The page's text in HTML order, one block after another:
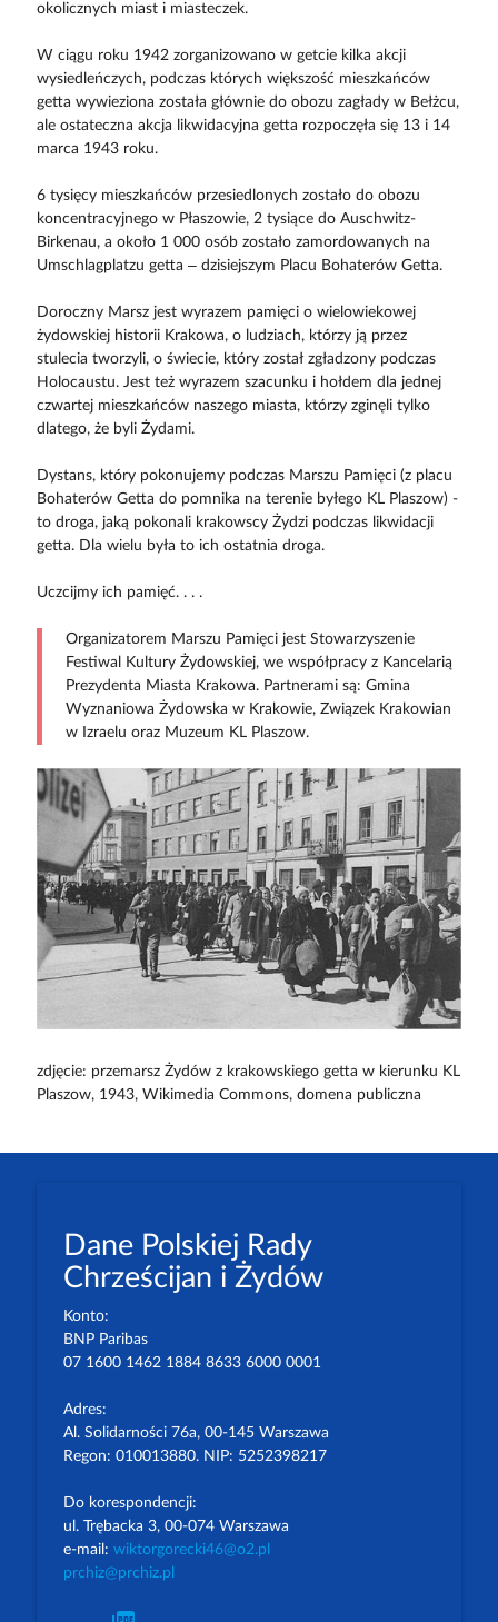
okolicznych miast i miasteczek.
W ciągu roku 1942 zorganizowano w getcie kilka akcji
wysiedleńczych, podczas których większość mieszkańców
getta wywieziona została głównie do obozu zagłady w Bełżcu,
ale ostateczna akcja likwidacyjna getta rozpoczęła się 13 i 14
marca 1943 roku.
6 tysięcy mieszkańców przesiedlonych zostało do obozu
koncentracyjnego w Płaszowie, 2 tysiące do Auschwitz-
Birkenau, a około 1 000 osób zostało zamordowanych na
Umschlagplatzu getta – dzisiejszym Placu Bohaterów Getta.
Doroczny Marsz jest wyrazem pamięci o wielowiekowej
żydowskiej historii Krakowa, o ludziach, którzy ją przez
stulecia tworzyli, o świecie, który został zgładzony podczas
Holocaustu. Jest też wyrazem szacunku i hołdem dla jednej
czwartej mieszkańców naszego miasta, którzy zginęli tylko
dlatego, że byli Żydami.
Dystans, który pokonujemy podczas Marszu Pamięci (z placu
Bohaterów Getta do pomnika na terenie byłego KL Plaszow) -
to droga, jaką pokonali krakowscy Żydzi podczas likwidacji
getta. Dla wielu była to ich ostatnia droga.
Uczcijmy ich pamięć. . . .
Organizatorem Marszu Pamięci jest Stowarzyszenie
Festiwal Kultury Żydowskiej, we współpracy z Kancelarią
Prezydenta Miasta Krakowa. Partnerami są: Gmina
Wyznaniowa Żydowska w Krakowie, Związek Krakowian
w Izraelu oraz Muzeum KL Plaszow.
zdjęcie: przemarsz Żydów z krakowskiego getta w kierunku KL
Plaszow, 1943, Wikimedia Commons, domena publiczna
Dane Polskiej Rady
Chrześcijan i Żydów
Konto:
BNP Paribas
07 1600 1462 1884 8633 6000 0001
Adres:
Al. Solidarności 76a, 00-145 Warszawa
Regon: 010013880. NIP: 5252398217
Do korespondencji:
ul. Trębacka 3, 00-074 Warszawa
e-mail: wiktorgorecki46@o2.pl
prchiz@prchiz.pl